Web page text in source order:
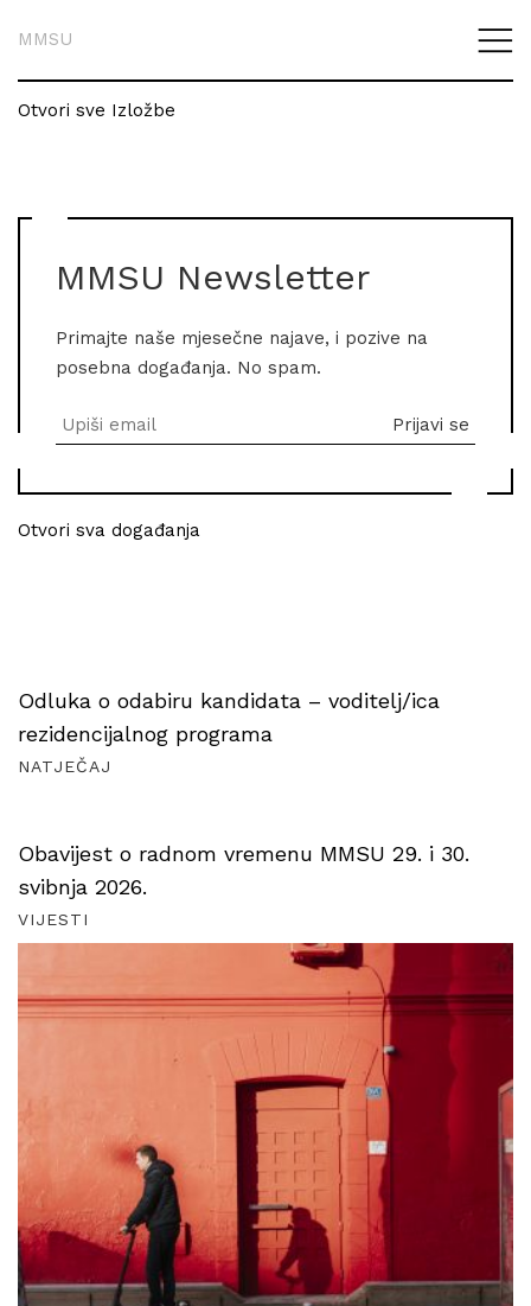
MMSU
Otvori sve Izložbe
MMSU Newsletter
Primajte naše mjesečne najave, i pozive na
posebna događanja. No spam.
Otvori sva događanja
Odluka o odabiru kandidata – voditelj/ica
rezidencijalnog programa
NATJEČAJ
Obavijest o radnom vremenu MMSU 29. i 30.
svibnja 2026.
VIJESTI